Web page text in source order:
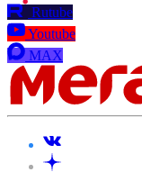
Rutube
Youtube
MAX